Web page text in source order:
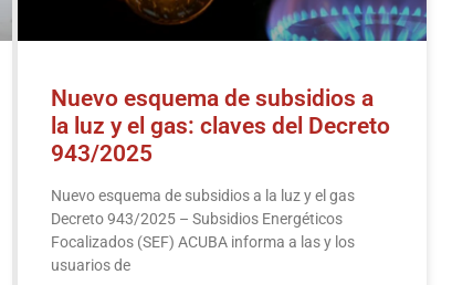
Nuevo esquema de subsidios a
la luz y el gas: claves del Decreto
943/2025
Nuevo esquema de subsidios a la luz y el gas
Decreto 943/2025 – Subsidios Energéticos
Focalizados (SEF) ACUBA informa a las y los
usuarios de